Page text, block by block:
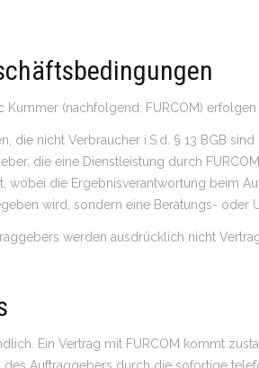
(nachfolgend: FURCOM)
die nicht Verbraucher i.S.d. § 13 BGB
die eine Dienstleistung durch
die Ergebnisverantwortung beim
wird, sondern eine Beratungs- oder
werden ausdrücklich nicht
Ein Vertrag mit FURCOM kommt